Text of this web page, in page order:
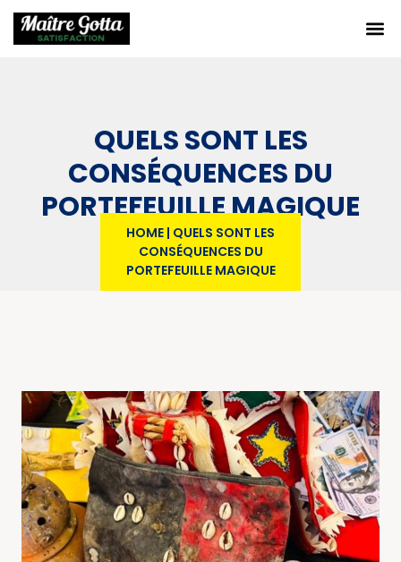
QUELS SONT LES
CONSÉQUENCES DU
PORTEFEUILLE MAGIQUE
HOME | QUELS SONT LES
CONSÉQUENCES DU
PORTEFEUILLE MAGIQUE